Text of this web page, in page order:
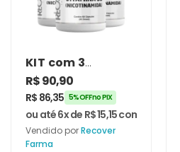
KIT com 3
unidades de
Vitamina B3
(Nicotinamida)
500mg 60
Cápsulas
R$90,90
R$ 86,35 5% OFF no PIX
ou até 6x de R$15,15com juros
Vendido porRecover
Farma